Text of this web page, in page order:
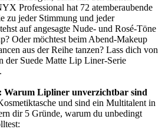
Professional hat 72 atemberaubende
zu jeder Stimmung und jeder
auf angesagte Nude- und Rosé-Töne
Oder möchtest beim Abend-Makeup
aus der Reihe tanzen? Lass dich von
der Suede Matte Lip Liner-Serie
Warum Lipliner unverzichtbar sind
und sind ein Multitalent in
dir 5 Gründe, warum du unbedingt